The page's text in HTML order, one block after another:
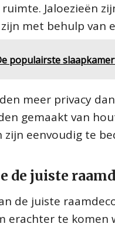
ruimte. Jaloezieën
met behulp van
populairste
meer privacy
gemaakt van
zijn eenvoudig te
de juiste
de juiste
erachter te komen